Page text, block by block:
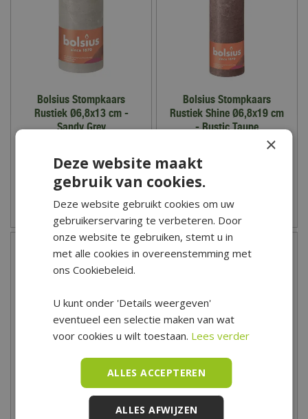
Bolsius Stompkaars
Rustiek Ø6,8x13 cm -
Sandy Grey
Zet op verlanglijst
Bolsius Stompkaars
Rustiek Shine Ø6,8x19 cm
- Rustic Taupe
Zet op verlanglijst
Bolsius Stompkaars
Rustiek Shine Ø5x10 cm -
Bolsius Stompkaars
Rustiek Shine Ø6,8x8 cm -
×
Deze website maakt
gebruik van cookies.
Deze website gebruikt cookies om uw
gebruikerservaring te verbeteren. Door
onze website te gebruiken, stemt u in
met alle cookies in overeenstemming met
ons Cookiebeleid.
U kunt onder 'Details weergeven'
eventueel een selectie maken van wat
voor cookies u wilt toestaan. Lees verder
ALLES ACCEPTEREN
ALLES AFWIJZEN